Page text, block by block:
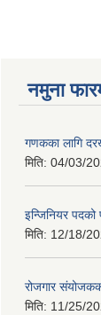
नमुना
गणकका लागि
मिति: 04/03/
इन्जिनियर
मिति: 12/18/
रोजगार
मिति: 11/25/